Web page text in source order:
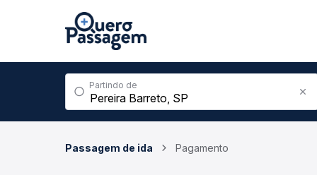
Partindo de
Passagem de ida Pagamento